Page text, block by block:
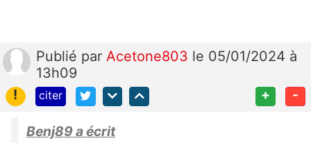
Publié par Acetone803 le 05/01/2024 à
13h09
!
citer + -
Benj89 a écrit